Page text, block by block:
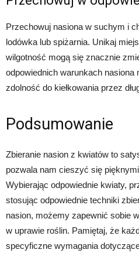
Przechowuj nasiona w suchym i
lodówka lub spiżarnia. Unikaj
wilgotność mogą się znacznie
odpowiednich warunkach nasiona
zdolność do kiełkowania przez
Podsumowanie
Zbieranie nasion z kwiatów to
pozwala nam cieszyć się
Wybierając odpowiednie kwiaty,
stosując odpowiednie techniki
nasion, możemy zapewnić sobie
w uprawie roślin. Pamiętaj, że
specyficzne wymagania